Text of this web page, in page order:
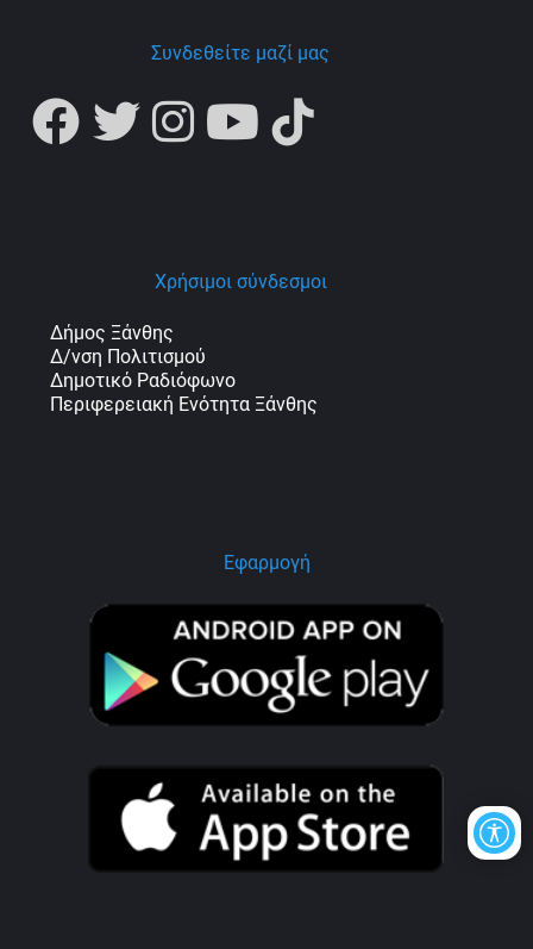
Συνδεθείτε μαζί μας
Χρήσιμοι σύνδεσμοι
Δήμος Ξάνθης
Δ/νση Πολιτισμού
Δημοτικό Ραδιόφωνο
Περιφερειακή Ενότητα Ξάνθης
Εφαρμογή